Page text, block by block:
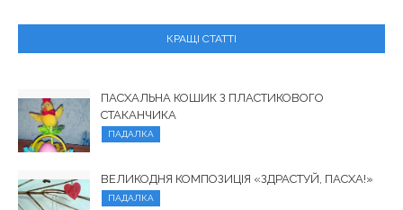
КРАЩІ СТАТТІ
ПАСХАЛЬНА КОШИК З ПЛАСТИКОВОГО
СТАКАНЧИКА
ПАДАЛКА
ВЕЛИКОДНЯ КОМПОЗИЦІЯ «ЗДРАСТУЙ, ПАСХА!»
ПАДАЛКА